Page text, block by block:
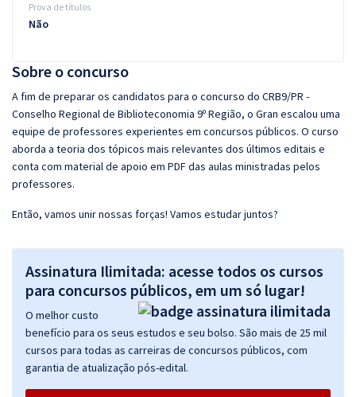
Sobre o concurso
A fim de preparar os candidatos para o concurso do CRB9/PR -
Conselho Regional de Biblioteconomia 9º Região, o Gran escalou uma
equipe de professores experientes em concursos públicos. O curso
aborda a teoria dos tópicos mais relevantes dos últimos editais e
conta com material de apoio em PDF das aulas ministradas pelos
professores.
Então, vamos unir nossas forças! Vamos estudar juntos?
Assinatura Ilimitada: acesse todos os cursos
para concursos públicos, em um só lugar!
O melhor custo
benefício para os seus estudos e seu bolso. São mais de 25 mil
cursos para todas as carreiras de concursos públicos, com
garantia de atualização pós-edital.
Prova de títulos
Não